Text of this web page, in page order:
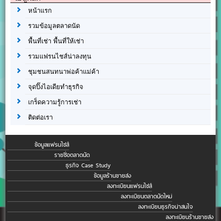
หน้าแรก
รวมข้อมูลตลาดนัด
พื้นที่เช่า พื้นที่ให้เช่า
รวมแฟรนไชส์น่าลงทุน
ชุมชนสนทนาพ่อค้าแม่ค้า
จุดปิ๊งไอเดียทำธุรกิจ
เกร็ดความรู้การเช่า
ติดต่อเรา
ข้อมูลแฟรนไชส์
รายชื่อตลาดนัด
ธุรกิจ Case Study
ข้อมูลร้านขายส่ง
ลงทะเบียนแฟรนไชส์
ลงทะเบียนตลาดนัดใหม่
ลงทะเบียนธุรกิจน่าสนใจ
ลงทะเบียนร้านขายส่ง